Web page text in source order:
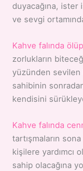
duyacağına, ister
ve sevgi
Kahve falında
zorlukların
yüzünden
sahibinin
kendisini
Kahve falında
tartışmaların
kişilere yardımcı
sahip olacağına